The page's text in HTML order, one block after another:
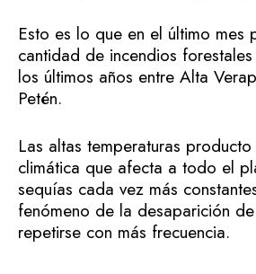
Esto es lo que en el último mes
cantidad de incendios
los últimos años entre Alta
Petén.
Las altas temperaturas
climática que afecta a todo el
sequías cada vez más
fenómeno de la desaparición
repetirse con más frecuencia.